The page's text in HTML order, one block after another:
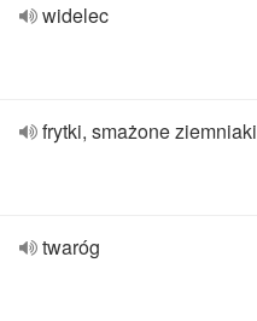
widelec
frytki, smażone ziemniaki
twaróg